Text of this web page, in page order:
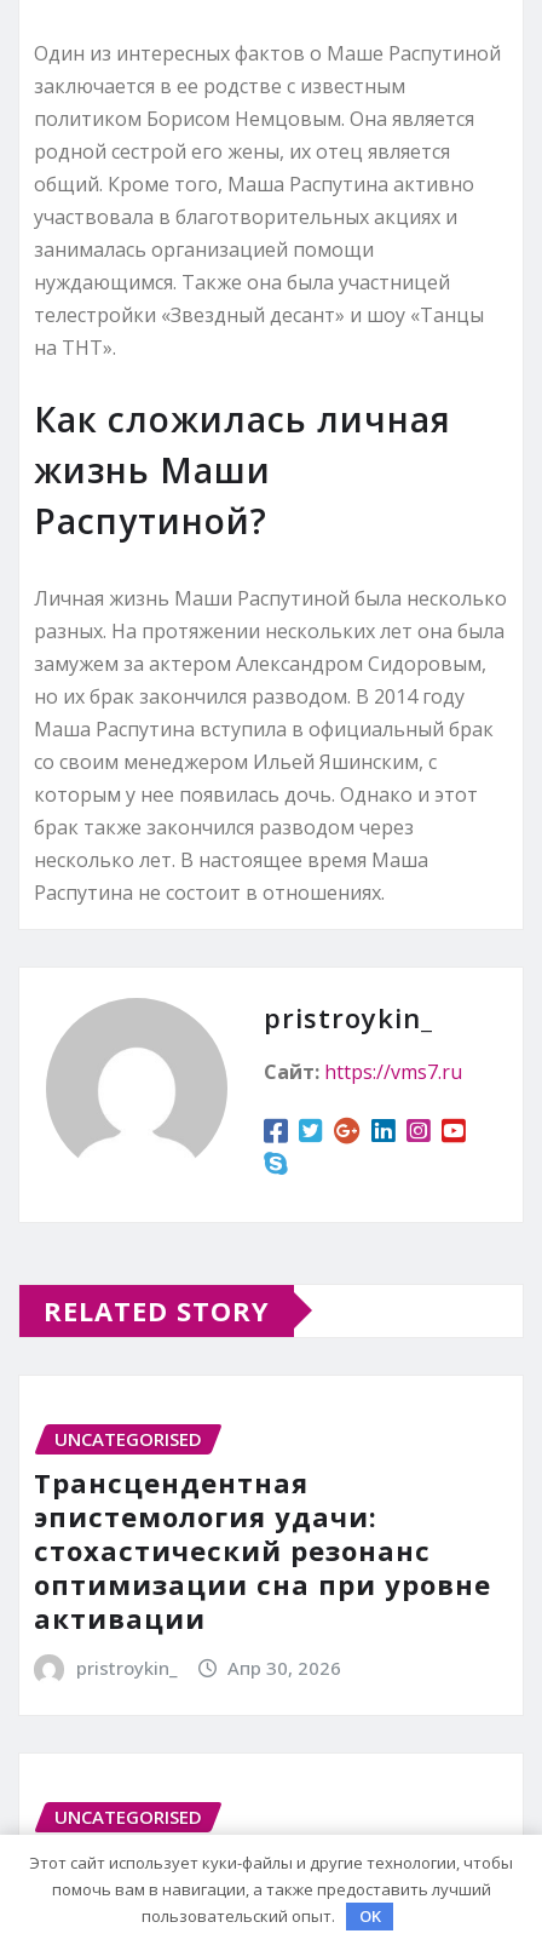
Один из интересных фактов о Маше Распутиной
заключается в ее родстве с известным
политиком Борисом Немцовым. Она является
родной сестрой его жены, их отец является
общий. Кроме того, Маша Распутина активно
участвовала в благотворительных акциях и
занималась организацией помощи
нуждающимся. Также она была участницей
телестройки «Звездный десант» и шоу «Танцы
на ТНТ».
Как сложилась личная
жизнь Маши
Распутиной?
Личная жизнь Маши Распутиной была несколько
разных. На протяжении нескольких лет она была
замужем за актером Александром Сидоровым,
но их брак закончился разводом. В 2014 году
Маша Распутина вступила в официальный брак
со своим менеджером Ильей Яшинским, с
которым у нее появилась дочь. Однако и этот
брак также закончился разводом через
несколько лет. В настоящее время Маша
Распутина не состоит в отношениях.
pristroykin_
Сайт: https://vms7.ru
RELATED STORY
UNCATEGORISED
Трансцендентная
эпистемология удачи:
стохастический резонанс
оптимизации сна при уровне
активации
pristroykin_ Апр 30, 2026
UNCATEGORISED
Михаил Задорнов —
талантливый артист и его
увлекательная биография —
Этот сайт использует куки-файлы и другие технологии, чтобы
помочь вам в навигации, а также предоставить лучший
пользовательский опыт.
OK